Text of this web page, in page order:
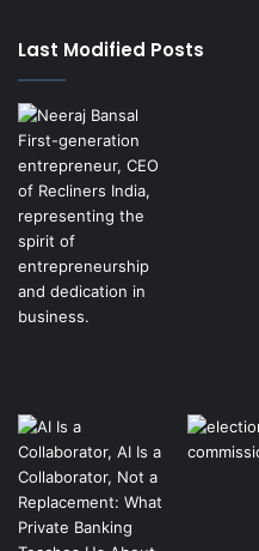
Last Modified Posts